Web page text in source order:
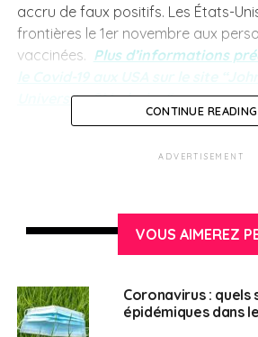
accru de faux positifs. Les États-
frontières le 1er novembre aux
vaccinées. Plus d’informations
University &Medecine“
CLUSTERS
Français aux USA
CONTINUE READING
ADVERTISEMENT
VOUS AIMEREZ
Coronavirus :
épidémiques dans